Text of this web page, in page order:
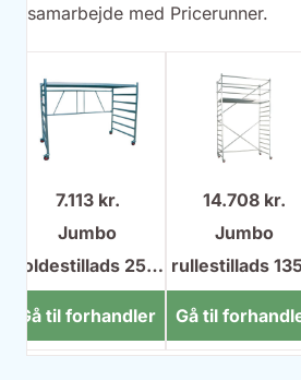
samarbejde med Pricerunner.
7.113 kr.
Jumbo
foldestillads 250
x 135 cm
Gå til forhandler
14.708 kr.
Jumbo
rullestillads
250 cm
Gå til